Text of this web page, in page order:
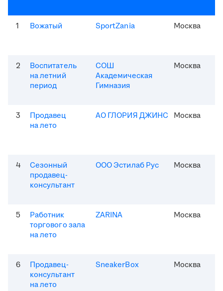
1 Вожатый SportZania Москва
2
Воспитатель
на летний
период
СОШ
Академическая
Гимназия
Москва
3
Продавец
на лето
АО ГЛОРИЯ ДЖИНС Москва
4
Сезонный
продавец-
консультант
ООО Эстилаб Рус Москва
5
Работник
торгового зала
на лето
ZARINA Москва
6
Продавец-
консультант
на лето
SneakerBox Москва